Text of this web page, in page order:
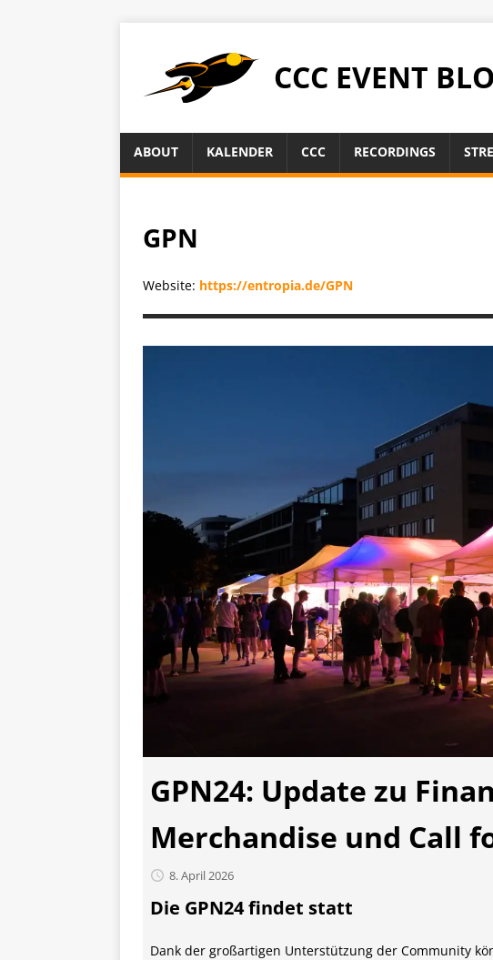
CCC EVENT
ABOUT KALENDER CCC RECORDINGS
GPN
Website: https://entropia.de/GPN
GPN24: Update zu
Merchandise und Call
8. April 2026
Die GPN24 findet statt
Dank der großartigen Unterstützung der Community